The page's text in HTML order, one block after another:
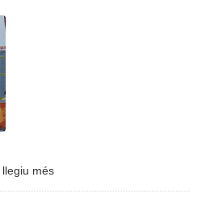
llegiu més